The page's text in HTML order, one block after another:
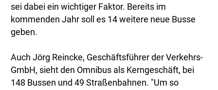
sei dabei ein wichtiger Faktor. Bereits im
kommenden Jahr soll es 14 weitere neue Busse
geben.
Auch Jörg Reincke, Geschäftsführer der Verkehrs-
GmbH, sieht den Omnibus als Kerngeschäft, bei
148 Bussen und 49 Straßenbahnen. "Um so